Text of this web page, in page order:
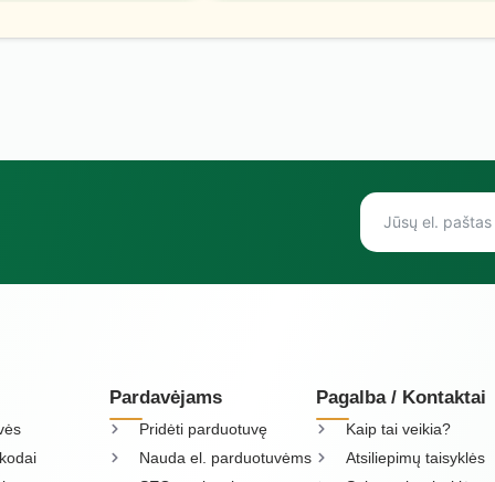
Pardavėjams
Pridėti parduotuvę
Nauda el. parduotuvėms
Pagalba / Kontaktai
Kaip tai veikia?
Atsiliepimų taisyklės